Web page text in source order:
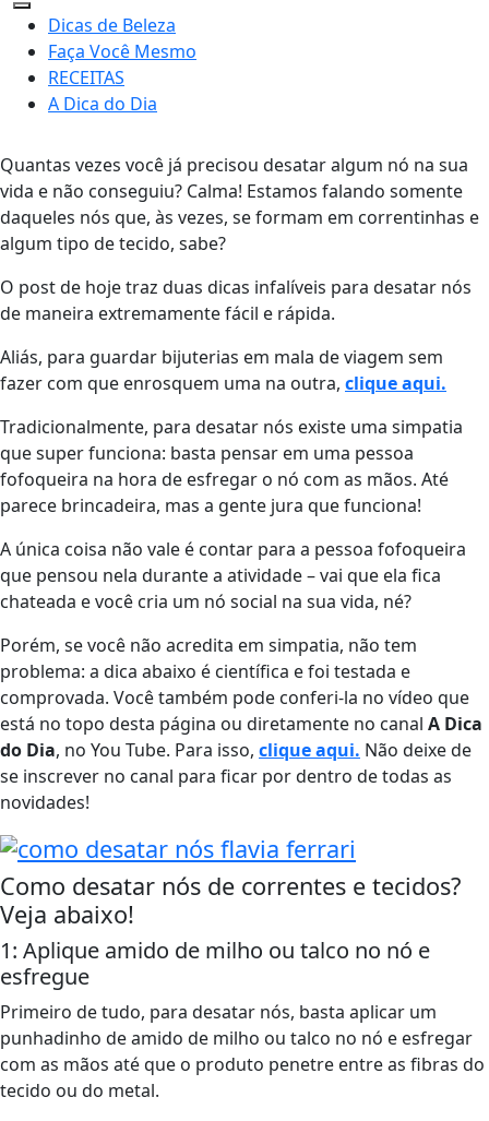
Dicas de Beleza
Faça Você Mesmo
RECEITAS
A Dica do Dia
Quantas vezes você já precisou desatar algum nó na sua
vida e não conseguiu? Calma! Estamos falando somente
daqueles nós que, às vezes, se formam em correntinhas e
algum tipo de tecido, sabe?
O post de hoje traz duas dicas infalíveis para desatar nós
de maneira extremamente fácil e rápida.
Aliás, para guardar bijuterias em mala de viagem sem
fazer com que enrosquem uma na outra, clique aqui.
Tradicionalmente, para desatar nós existe uma simpatia
que super funciona: basta pensar em uma pessoa
fofoqueira na hora de esfregar o nó com as mãos. Até
parece brincadeira, mas a gente jura que funciona!
A única coisa não vale é contar para a pessoa fofoqueira
que pensou nela durante a atividade – vai que ela fica
chateada e você cria um nó social na sua vida, né?
Porém, se você não acredita em simpatia, não tem
problema: a dica abaixo é científica e foi testada e
comprovada. Você também pode conferi-la no vídeo que
está no topo desta página ou diretamente no canal A Dica
do Dia, no You Tube. Para isso, clique aqui. Não deixe de
se inscrever no canal para ficar por dentro de todas as
novidades!
Como desatar nós de correntes e tecidos?
Veja abaixo!
1: Aplique amido de milho ou talco no nó e
esfregue
Primeiro de tudo, para desatar nós, basta aplicar um
punhadinho de amido de milho ou talco no nó e esfregar
com as mãos até que o produto penetre entre as fibras do
tecido ou do metal.